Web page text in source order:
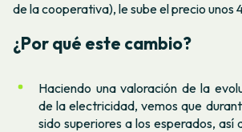
de la cooperativa), le sube el precio unos
¿Por qué este cambio?
Haciendo una valoración de la
de la electricidad, vemos que
sido superiores a los esperados, así